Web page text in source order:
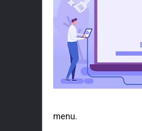
menu.